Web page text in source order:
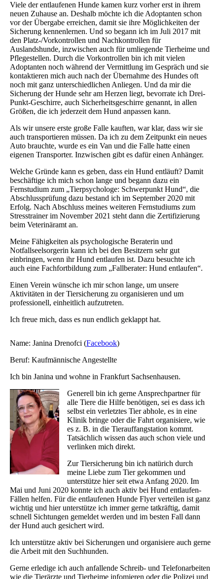
Viele der entlaufenen Hunde kamen kurz vorher erst in ihrem
neuen Zuhause an. Deshalb möchte ich die Adoptanten schon
vor der Übergabe erreichen, damit sie ihre Möglichkeiten der
Sicherung kennenlernen. Und so begann ich im Juli 2017 mit
den Platz-/Vorkontrollen und Nachkontrollen für
Auslandshunde, inzwischen auch für umliegende Tierheime und
Pflegestellen. Durch die Vorkontrollen bin ich mit vielen
Adoptanten noch während der Vermittlung im Gespräch und sie
kontaktieren mich auch nach der Übernahme des Hundes oft
noch mit ganz unterschiedlichen Anliegen. Und da mir die
Sicherung der Hunde sehr am Herzen liegt, bevorrate ich Drei-
Punkt-Geschirre, auch Sicherheitsgeschirre genannt, in allen
Größen, die ich jederzeit dem Hund anpassen kann.
Als wir unsere erste große Falle kauften, war klar, dass wir sie
auch transportieren müssen. Da ich zu dem Zeitpunkt ein neues
Auto brauchte, wurde es ein Van und die Falle hatte einen
eigenen Transporter. Inzwischen gibt es dafür einen Anhänger.
Welche Gründe kann es geben, dass ein Hund entläuft? Damit
beschäftige ich mich schon lange und begann dazu ein
Fernstudium zum „Tierpsychologe: Schwerpunkt Hund“, die
Abschlussprüfung dazu bestand ich im September 2020 mit
Erfolg. Nach Abschluss meines weiteren Fernstudiums zum
Stresstrainer im November 2021 steht dann die Zertifizierung
beim Veterinäramt an.
Meine Fähigkeiten als psychologische Beraterin und
Notfallseelsorgerin kann ich bei den Besitzern sehr gut
einbringen, wenn ihr Hund entlaufen ist. Dazu besuchte ich
auch eine Fachfortbildung zum „Fallberater: Hund entlaufen“.
Einen Verein wünsche ich mir schon lange, um unsere
Aktivitäten in der Tiersicherung zu organisieren und um
professionell, einheitlich aufzutreten.
Ich freue mich, dass es nun endlich geklappt hat.
Name: Janina Drenofci (Facebook)
Beruf: Kaufmännische Angestellte
Ich bin Janina und wohne in Frankfurt Sachsenhausen.
Generell bin ich gerne Ansprechpartner für
alle Tiere die Hilfe benötigen, sei es dass ich
selbst ein verletztes Tier abhole, es in eine
Klinik bringe oder die Fahrt organisiere, wie
es z. B. in die Tierauffangstation kommt.
Tatsächlich wissen das auch schon viele und
verlinken mich direkt.
Zur Tiersicherung bin ich natürich durch
meine Liebe zum Tier gekommen und
unterstütze hier seit etwa Anfang 2020. Im
Mai und Juni 2020 konnte ich auch aktiv bei Hund entlaufen-
Fällen helfen. Für die entlaufenen Hunde Flyer verteilen ist ganz
wichtig und hier unterstütze ich immer gerne tatkräftig, damit
schnell Sichtungen gemeldet werden und im besten Fall dann
der Hund auch gesichert wird.
Ich unterstütze aktiv bei Sicherungen und organisiere auch gerne
die Arbeit mit den Suchhunden.
Gerne erledige ich auch anfallende Schreib- und Telefonarbeiten
wie die Tierärzte und Tierheime infomieren oder die Polizei und